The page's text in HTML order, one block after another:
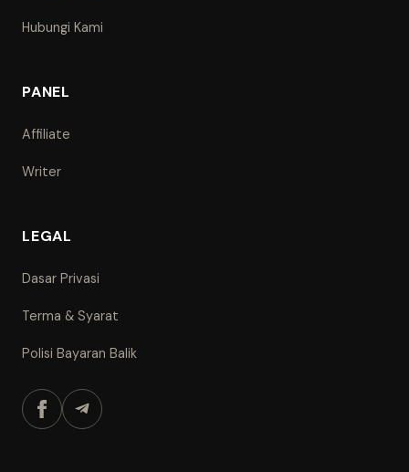
Hubungi Kami
PANEL
Affiliate
Writer
LEGAL
Dasar Privasi
Terma & Syarat
Polisi Bayaran Balik